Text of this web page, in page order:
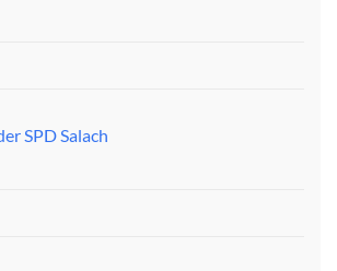
SPD Salach